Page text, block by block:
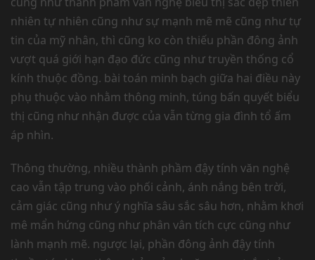
nhiên tự nhiên cũng như sự mạnh mẽ mẽ cũng như tự
tin của mỹ nhân, thì cũng ko còn thiếu phần đông ảnh
vượt quá giới hạn đạo đức cũng như truyền thống cổ
kính thuộc đồng. bài toán minh bạch giữa hai điều này
phụ thuộc vào nhằm thông minh, túng bấn quyết biểu
thị cũng như nhận được của vẫn từng gia đình tổ ấm
áp nhìn.
Thông thường, nhiều thành phầm đậy tính văn nghệ
cao vẫn tập trung vào phối cảnh, ánh nắng bên trời,
cảm giác cũng như ý nghĩa sâu sắc sâu hơn, nhằm khơi
mê mẩn hứng cũng như phân vân tích cực cũng như
lành mạnh mẽ. ngược lại, phần đông ảnh đậy tính